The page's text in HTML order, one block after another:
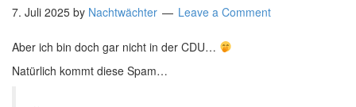
7. Juli 2025 by Nachtwächter Leave a Comment
Aber ich bin doch gar nicht in der CDU…
Natürlich kommt diese Spam…